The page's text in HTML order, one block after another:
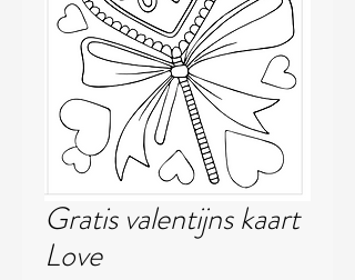
Gratis valentijns kaart
Love